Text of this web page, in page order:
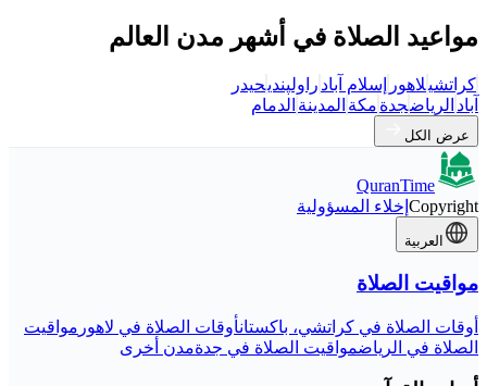
مواعيد الصلاة في أشهر مدن العالم
كراتشيلاهور إسلام آباد راولپنديحيدر
آباد الرياضجدة مكة المدينة الدمام
عرض الكل
QuranTime
Copyright إخلاء المسؤولية
العربية
مواقيت الصلاة
أوقات الصلاة في كراتشي، باكستانأوقات الصلاة في لاهور مواقيت
الصلاة في الرياضمواقيت الصلاة في جدةمدن أخرى